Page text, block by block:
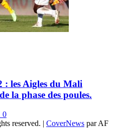
: les Aigles du Mali
la phase des poules.
0
reserved. | CoverNews par AF